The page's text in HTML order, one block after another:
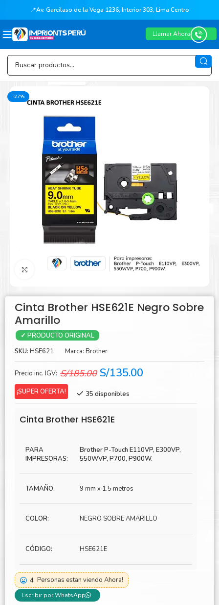
📍Av. Garcilaso de la Vega 1236, Interior 303, Lima Centro
Llamar Ahora
-27%
Agrandar
Cinta Brother HSE621E Negro Sobre
Amarillo
✓ PRODUCTO ORIGINAL
SKU: HSE621 Marca: Brother
Precio inc. IGV: S/185.00 El
original
S/185.00.
S/135.00
¡SUPER OFERTA! 35 disponibles
Cinta Brother HSE621E
PARA
IMPRESORAS:
Brother P-Touch E110VP, E300VP,
550WVP, P700, P900W.
TAMAÑO: 9 mm x 1.5 metros
COLOR: NEGRO SOBRE AMARILLO
CÓDIGO: HSE621E
4 Personas estan viendo Ahora!
Escribir por WhatsApp